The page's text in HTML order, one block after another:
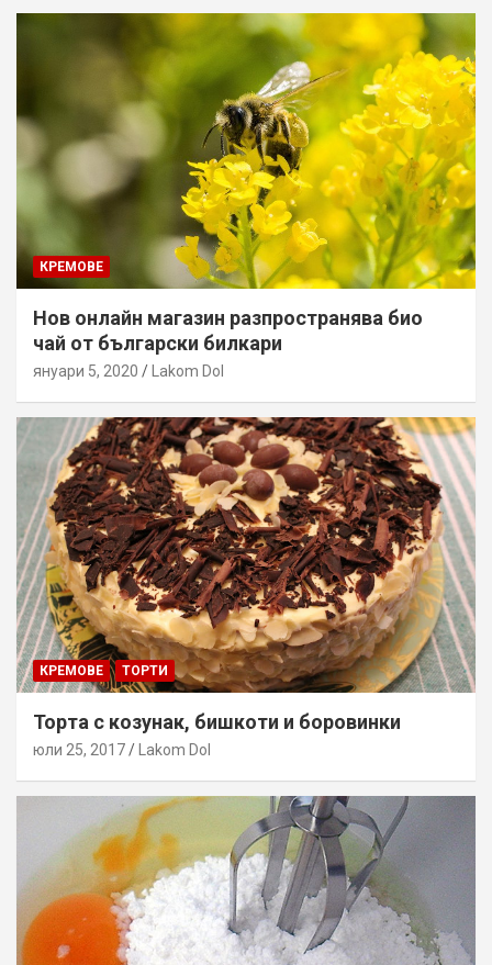
КРЕМОВЕ
Нов онлайн магазин разпространява био
чай от български билкари
януари 5, 2020 Lakom Dol
КРЕМОВЕ ТОРТИ
Торта с козунак, бишкоти и боровинки
юли 25, 2017 Lakom Dol